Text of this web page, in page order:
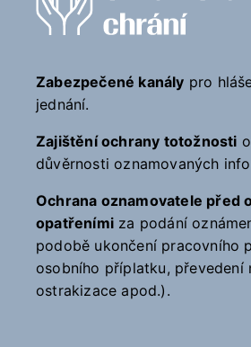
Zabezpečené kanály pro
jednání.
Zajištění ochrany totožnosti
důvěrnosti oznamovaných
Ochrana oznamovatele před
opatřeními za podání
podobě ukončení pracovního
osobního příplatku, převedení
ostrakizace apod.).